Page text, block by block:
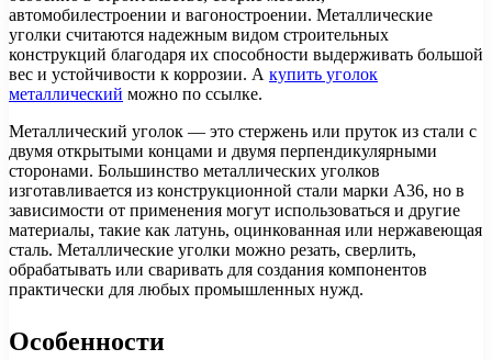
автомобилестроении и вагоностроении. Металлические
уголки считаются надежным видом строительных
конструкций благодаря их способности выдерживать большой
вес и устойчивости к коррозии. А купить уголок
металлический можно по ссылке.
Металлический уголок — это стержень или пруток из стали с
двумя открытыми концами и двумя перпендикулярными
сторонами. Большинство металлических уголков
изготавливается из конструкционной стали марки A36, но в
зависимости от применения могут использоваться и другие
материалы, такие как латунь, оцинкованная или нержавеющая
сталь. Металлические уголки можно резать, сверлить,
обрабатывать или сваривать для создания компонентов
практически для любых промышленных нужд.
Особенности